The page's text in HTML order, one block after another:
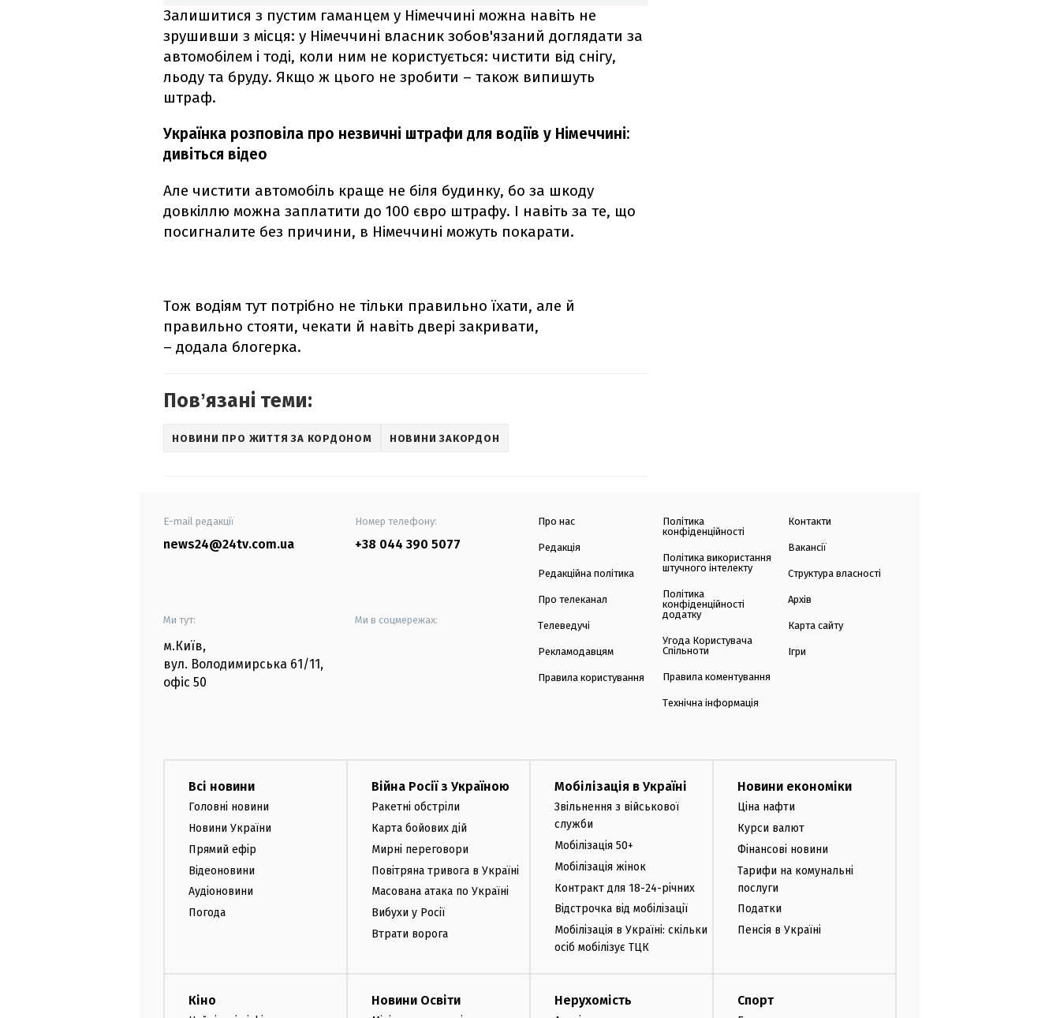
Залишитися з пустим гаманцем у Німеччині можна навіть не
зрушивши з місця: у Німеччині власник зобов'язаний доглядати за
автомобілем і тоді, коли ним не користується: чистити від снігу,
льоду та бруду. Якщо ж цього не зробити – також випишуть
штраф.
Українка розповіла про незвичні штрафи для водіїв у Німеччині:
дивіться відео
Але чистити автомобіль краще не біля будинку, бо за шкоду
довкіллю можна заплатити до 100 євро штрафу. І навіть за те, що
посигналите без причини, в Німеччині можуть покарати.
Тож водіям тут потрібно не тільки правильно їхати, але й
правильно стояти, чекати й навіть двері закривати,
– додала блогерка.
Повʼязані теми:
НОВИНИ ПРО ЖИТТЯ ЗА КОРДОНОМ НОВИНИ ЗАКОРДОН
E-mail редакції
news24@24tv.com.ua
Номер телефону:
+38 044 390 5077
Ми тут:
м.Київ,
вул. Володимирська 61/11,
офіс 50
Ми в соцмережах:
Про нас
Редакція
Редакційна політика
Про телеканал
Телеведучі
Рекламодавцям
Правила користування
Політика
конфіденційності
Політика використання
штучного інтелекту
Політика
конфіденційності
додатку
Угода Користувача
Спільноти
Правила коментування
Технічна інформація
Контакти
Вакансії
Структура власності
Архів
Карта сайту
Ігри
Всі новини
Головні новини
Новини України
Прямий ефір
Відеоновини
Аудіоновини
Погода
Війна Росії з Україною
Ракетні обстріли
Карта бойових дій
Мирні переговори
Повітряна тривога в Україні
Масована атака по Україні
Вибухи у Росії
Втрати ворога
Мобілізація в Україні
Звільнення з військової
служби
Мобілізація 50+
Мобілізація жінок
Контракт для 18-24-річних
Відстрочка від мобілізації
Мобілізація в Україні: скільки
осіб мобілізує ТЦК
Новини економіки
Ціна нафти
Курси валют
Фінансові новини
Тарифи на комунальні
послуги
Податки
Пенсія в Україні
Кіно Новини Освіти Нерухомість Спорт